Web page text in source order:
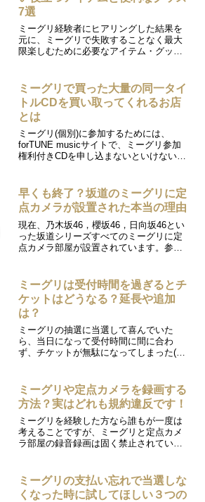
7選
ミーグリ経験者にヒアリングした結果を
元に、ミーグリで失敗することなく最大
限楽しむために必要なアイテム・グッズ
つでも持っておけば、きっとお役に立つ
はずです。ミーグリ本番...
ミーグリで買った大量の同一タイ
トルCDを買い取ってくれるお店
とは
ミーグリ(個別)に参加するためには、
forTUNE musicサイトで、ミーグリ参加
権利付きCDを申し込まないといけないの
選しない限りＣＤを買うことはできませ
んが(ミー...
早くも終了？坂道のミーグリに定
点カメラが設置された本当の理由
現在、乃木坂46，櫻坂46，日向坂46とい
った坂道シリーズすべてのミーグリに定
点カメラ部屋が設置されています。参加
グリの価値が跳ね上がりました。これほ
どのサービスを...
ミーグリは受付時間を過ぎるとチ
ケットはどうなる？延長や追加
は？
ミーグリの抽選に当選して喜んでいた
ら、当日になって受付時間に間に合わ
ず、チケットが無駄になってしまった(い
う話ですが、これには色々と事情がある
ようです。 当日急用が入...
ミーグリや定点カメラを録画する
方法？実はどれも規約違反です！
ミーグリを経験した方なら誰もが一度は
考えることですが、ミーグリと定点カメ
ラ部屋の録音録画は固く禁止されていま
をいつまでも残しておきたい気持ちはよ
くわかります。しかし...
ミーグリの支払い忘れで当選しな
くなった時に試してほしい３つの